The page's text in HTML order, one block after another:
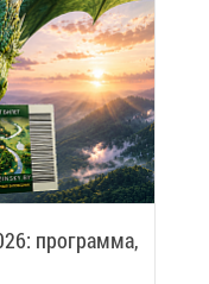
про­грам­ма,